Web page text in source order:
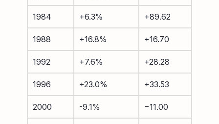
1984 +6.3% +89.62
1988 +16.8% +16.70
1992 +7.6% +28.28
1996 +23.0% +33.53
2000 -9.1% −11.00